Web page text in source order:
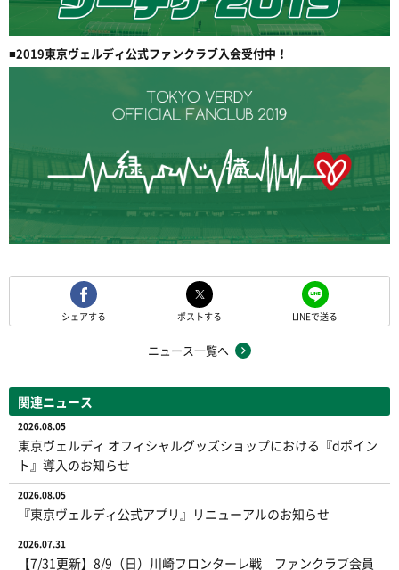
■2019東京ヴェルディ公式ファンクラブ入会受付中！
シェアする ポストする LINEで送る
ニュース一覧へ
関連ニュース
2026.08.05
東京ヴェルディ オフィシャルグッズショップにおける『dポイン
ト』導入のお知らせ
2026.08.05
『東京ヴェルディ公式アプリ』リニューアルのお知らせ
2026.07.31
【7/31更新】8/9（日）川崎フロンターレ戦 ファンクラブ会員